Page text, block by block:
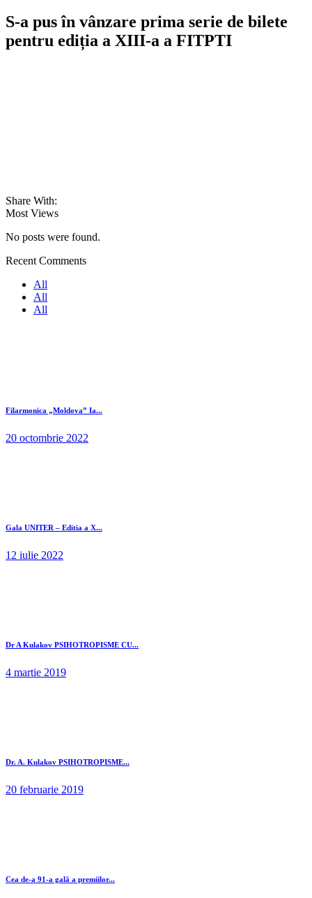
S-a pus în vânzare prima serie de bilete
pentru ediția a XIII-a a FITPTI
Share With:
Most Views
No posts were found.
Recent Comments
All
All
All
Filarmonica „Moldova” Ia...
20 octombrie 2022
Gala UNITER – Editia a X...
12 iulie 2022
Dr A Kulakov PSIHOTROPISME CU...
4 martie 2019
Dr. A. Kulakov PSIHOTROPISME...
20 februarie 2019
Cea de-a 91-a gală a premiilor...